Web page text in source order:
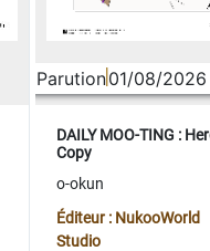
Parution01/08/2026
DAILY MOO-TING :
Copy
o-okun
Éditeur : NukooWorld
Studio